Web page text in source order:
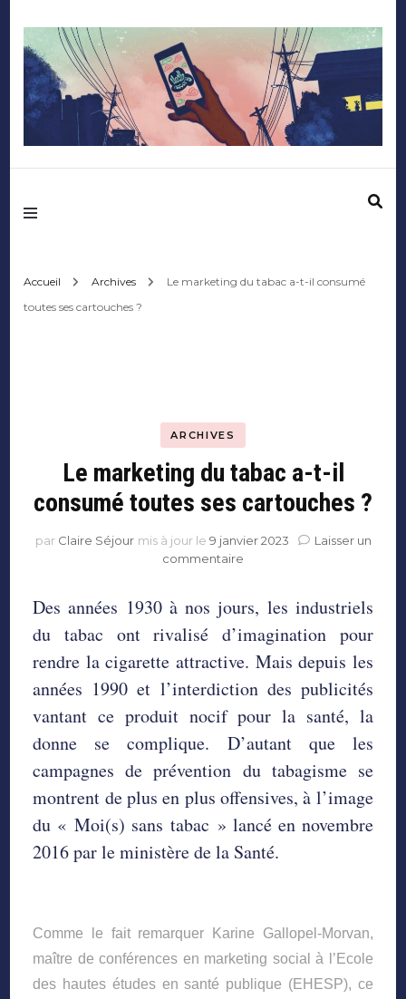
Mediafactory – Le
d'Audencia
SciencesCom
Accueil Archives
Le marketing du tabac a-t-il consumé
toutes ses cartouches ?
ARCHIVES
Le marketing du tabac a-t-il
consumé toutes ses cartouches ?
par Claire Séjour mis à jour le 9 janvier 2023
Laisser un
commentaire
tabac
a-
il
consumé
ses
cartouches ?
Des années 1930 à nos jours, les industriels
du tabac ont rivalisé d’imagination pour
rendre la cigarette attractive. Mais depuis les
années 1990 et l’interdiction des publicités
vantant ce produit nocif pour la santé, la
donne se complique. D’autant que les
campagnes de prévention du tabagisme se
montrent de plus en plus offensives, à l’image
du « Moi(s) sans tabac » lancé en novembre
2016 par le ministère de la Santé.
Comme le fait remarquer Karine Gallopel-Morvan,
maître de conférences en marketing social à l’Ecole
des hautes études en santé publique (EHESP), ce